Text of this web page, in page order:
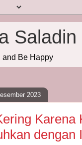
Saladin
and Be Happy
2023
Karena
dengan